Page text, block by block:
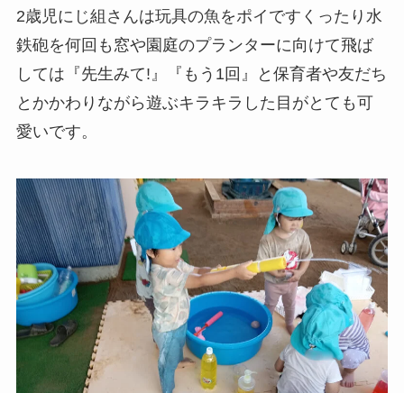
2歳児にじ組さんは玩具の魚をポイですくったり水
鉄砲を何回も窓や園庭のプランターに向けて飛ば
しては『先生みて!』『もう1回』と保育者や友だち
とかかわりながら遊ぶキラキラした目がとても可
愛いです。